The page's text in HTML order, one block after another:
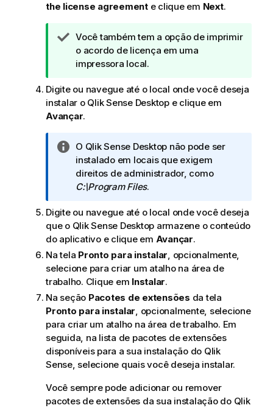
the license agreemente clique em Next.
N
o
t
d
e
d
c
a
Você também tem a opção de imprimir
o acordo de licença em uma
impressora local.
Digite ou navegue até o local onde você deseja
instalar o Qlik Sense Desktope clique em
Avançar.
N
o
t
a
n
f
o
r
m
a
t
i
v
a
O Qlik Sense Desktop não pode ser
instalado em locais que exigem
direitos de administrador, como
C:\Program Files.
Digite ou navegue até o local onde você deseja
que o Qlik Sense Desktop armazene o conteúdo
do aplicativo e clique em Avançar.
Na tela Pronto para instalar, opcionalmente,
selecione para criar um atalho na área de
trabalho. Clique em Instalar.
Na seção Pacotes de extensões da tela
Pronto para instalar, opcionalmente, selecione
para criar um atalho na área de trabalho. Em
seguida, na lista de pacotes de extensões
disponíveis para a sua instalação do Qlik
Sense, selecione quais você deseja instalar.
Você sempre pode adicionar ou remover
pacotes de extensões da sua instalação do Qlik